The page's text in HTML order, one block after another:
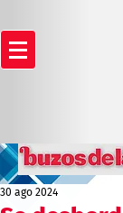
30 ago 2024